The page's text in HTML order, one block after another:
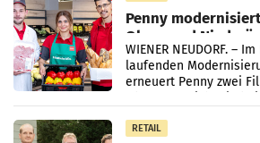
Penny
Ober- und
WIENER NEUDORF. –
laufenden
erneuert Penny zwei
RETAIL